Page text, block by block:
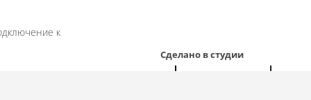
к
Сделано в студии